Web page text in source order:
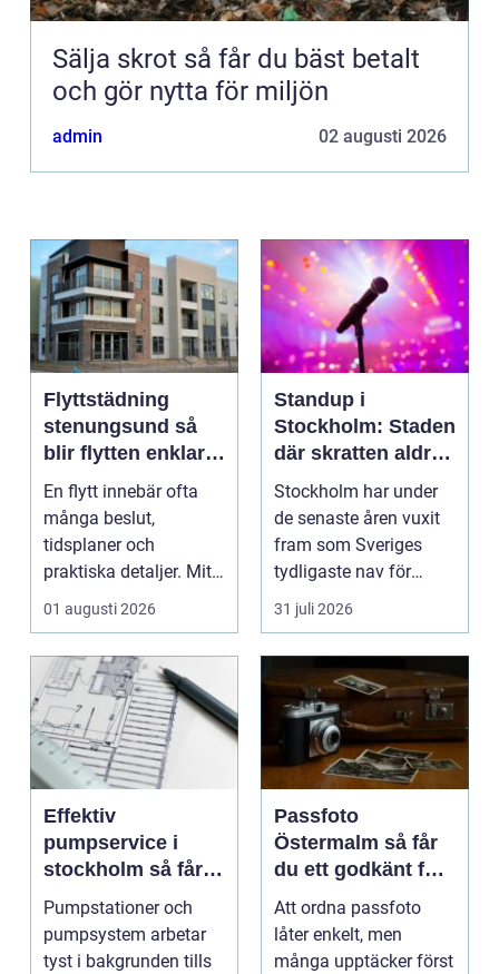
Sälja skrot så får du bäst betalt
och gör nytta för miljön
admin 02 augusti 2026
Flyttstädning
stenungsund så
blir flytten enklare
och mer trygg
En flytt innebär ofta
många beslut,
tidsplaner och
praktiska detaljer. Mitt
i allt hamnar
flyttstädn...
01 augusti 2026
Standup i
Stockholm: Staden
där skratten aldrig
tar paus
Stockholm har under
de senaste åren vuxit
fram som Sveriges
tydligaste nav för
livehumor....
31 juli 2026
Effektiv
pumpservice i
stockholm så får
du driftsäkra
anläggningar året
runt
Pumpstationer och
pumpsystem arbetar
tyst i bakgrunden tills
Passfoto
Östermalm så får
du ett godkänt foto
utan stress
Att ordna passfoto
låter enkelt, men
många upptäcker först